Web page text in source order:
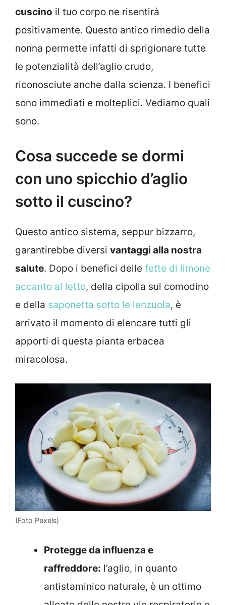
cuscino il tuo corpo ne risentirà
positivamente. Questo antico rimedio della
nonna permette infatti di sprigionare tutte
le potenzialità dell’aglio crudo,
riconosciute anche dalla scienza. I benefici
sono immediati e molteplici. Vediamo quali
sono.
Cosa succede se dormi
con uno spicchio d’aglio
sotto il cuscino?
Questo antico sistema, seppur bizzarro,
garantirebbe diversi vantaggi alla nostra
salute. Dopo i benefici delle fette di limone
accanto al letto, della cipolla sul comodino
e della saponetta sotto le lenzuola, è
arrivato il momento di elencare tutti gli
apporti di questa pianta erbacea
miracolosa.
(Foto Pexels)
Protegge da influenza e
raffreddore: l’aglio, in quanto
antistaminico naturale, è un ottimo